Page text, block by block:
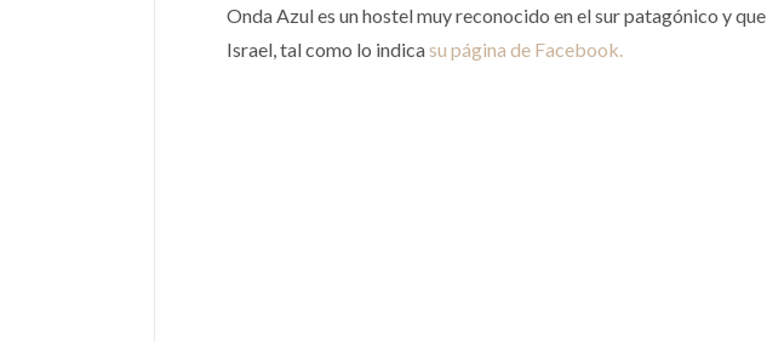
Onda Azul es un hostel muy reconocido en el sur patagónico y
Israel, tal como lo indicasu página de Facebook.